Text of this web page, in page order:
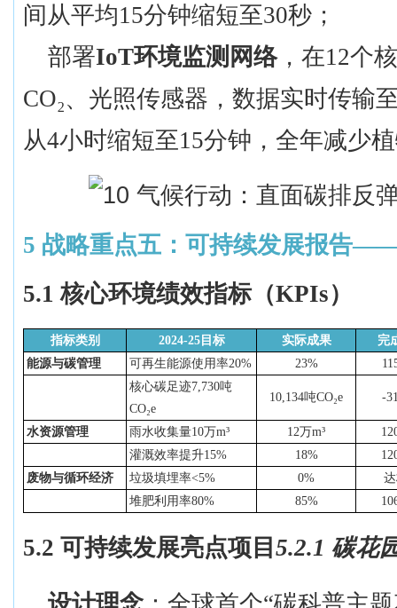
间从平均15分钟缩短至30秒；
部署IoT环境监测网络，在12个
CO₂、光照传感器，数据实时传输
从4小时缩短至15分钟，全年减少
5 战略重点五：可持续发展报告
5.1 核心环境绩效指标（KPIs）
指标类别 2024-25目标 实际成果
完
能源与碳管理
可再生能源使用率20% 23%
核心碳足迹7,730吨
CO₂e
10,134吨CO₂e -
水资源管理 雨水收集量10万m³ 12万m³
灌溉效率提升15% 18%
废物与循环经济
垃圾填埋率<5% 0%
堆肥利用率80% 85%
5.2 可持续发展亮点项目 5.2.1 碳花